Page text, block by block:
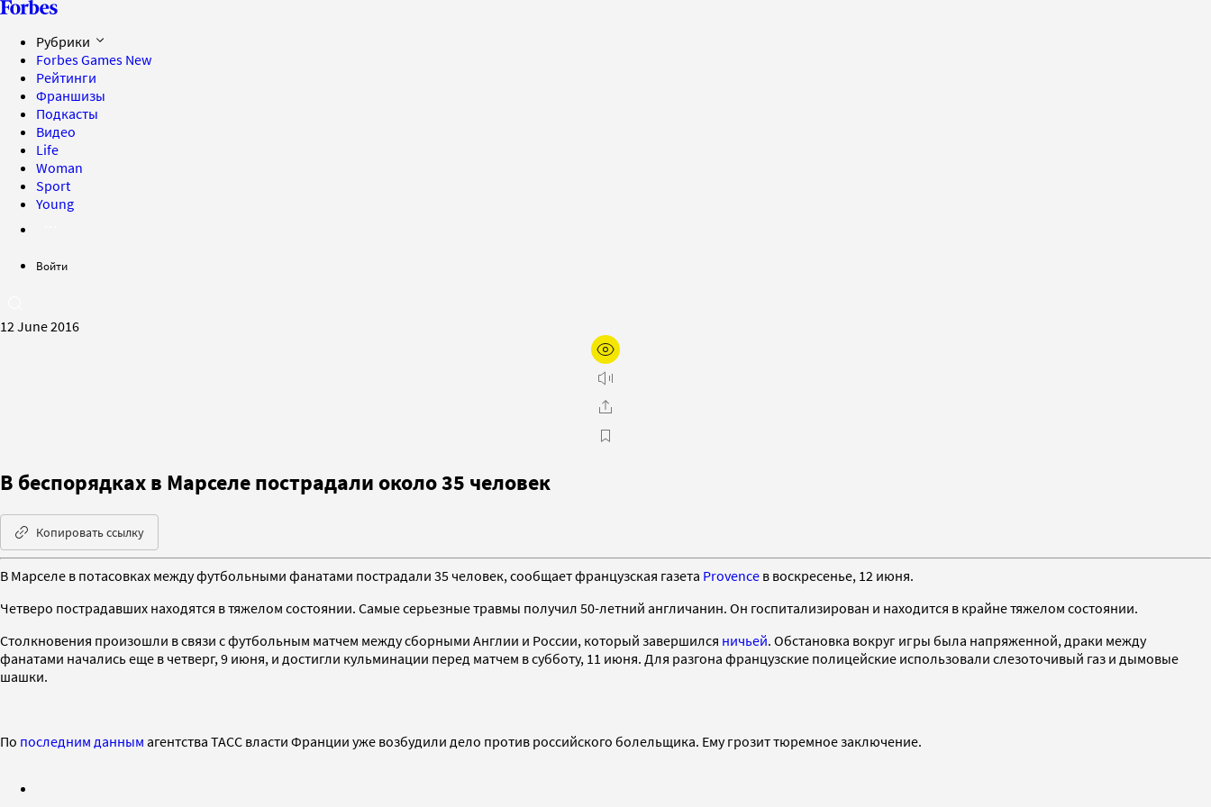
Рубрики
Forbes Games New
Рейтинги
Франшизы
Подкасты
Видео
Life
Woman
Sport
Young
Войти
12 June 2016
В беспорядках в Марселе пострадали около 35 человек
Копировать ссылку
В Марселе в потасовках между футбольными фанатами пострадали 35 человек, сообщает французская газета Provence в воскресенье, 12 июня.
Четверо пострадавших находятся в тяжелом состоянии. Самые серьезные травмы получил 50-летний англичанин. Он госпитализирован и находится в крайне тяжелом состоянии.
Столкновения произошли в связи с футбольным матчем между сборными Англии и России, который завершился ничьей. Обстановка вокруг игры была напряженной, драки между
фанатами начались еще в четверг, 9 июня, и достигли кульминации перед матчем в субботу, 11 июня. Для разгона французские полицейские использовали слезоточивый газ и дымовые
шашки.
По последним данным агентства ТАСС власти Франции уже возбудили дело против российского болельщика. Ему грозит тюремное заключение.